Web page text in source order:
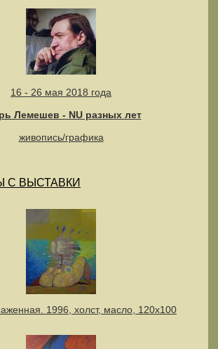
16 - 26 мая 2018 года
Лемешев - NU разных лет
живопись/графика
С ВЫСТАВКИ
1996, холст, масло, 120х100